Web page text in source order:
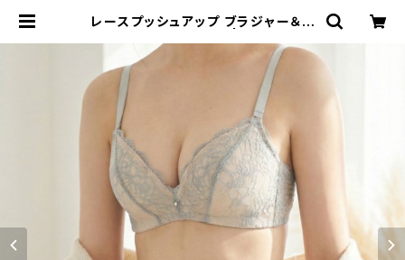
レースプッシュアップ ブラジャー＆シ